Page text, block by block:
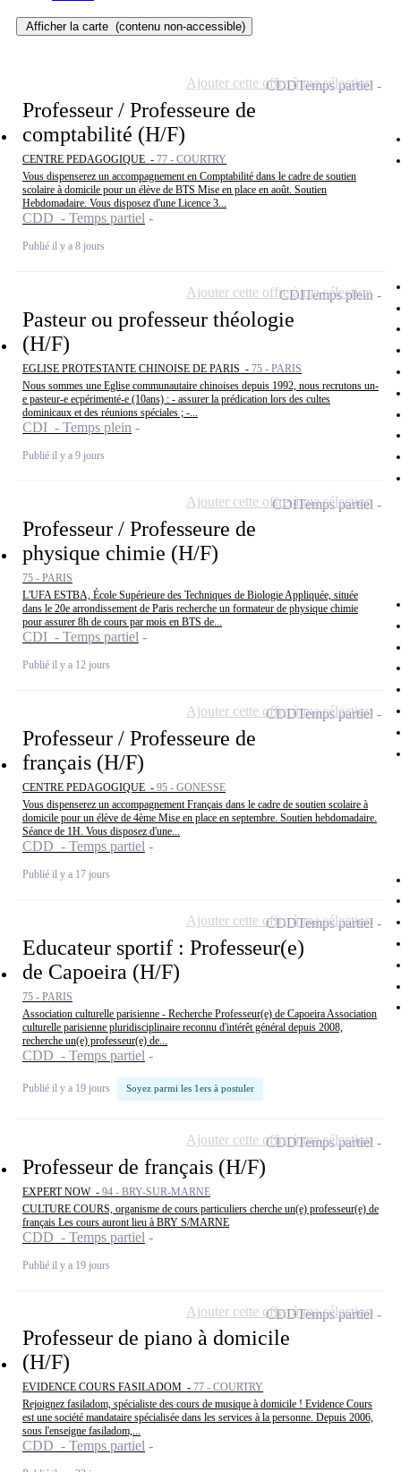
Afficher la carte (contenu non-accessible)
Professeur / Professeure de
comptabilité (H/F)
CENTRE PEDAGOGIQUE - 77 - COURTRY
Vous dispenserez un accompagnement en Comptabilité dans le cadre de soutien
scolaire à domicile pour un élève de BTS Mise en place en août. Soutien
Hebdomadaire. Vous disposez d'une Licence 3...
CDD - Temps partiel
Publié il y a 8 jours
CDDTemps partiel
Ajouter cette offre à ma sélection
Pasteur ou professeur théologie
(H/F)
EGLISE PROTESTANTE CHINOISE DE PARIS - 75 - PARIS
Nous sommes une Eglise communautaire chinoises depuis 1992, nous recrutons un-
e pasteur-e ecpérimenté-e (10ans) : - assurer la prédication lors des cultes
dominicaux et des réunions spéciales ; -...
CDI - Temps plein
Publié il y a 9 jours
CDITemps plein
Ajouter cette offre à ma sélection
Professeur / Professeure de
physique chimie (H/F)
75 - PARIS
L'UFA ESTBA, École Supérieure des Techniques de Biologie Appliquée, située
dans le 20e arrondissement de Paris recherche un formateur de physique chimie
pour assurer 8h de cours par mois en BTS de...
CDI - Temps partiel
Publié il y a 12 jours
CDITemps partiel
Ajouter cette offre à ma sélection
Professeur / Professeure de
français (H/F)
CENTRE PEDAGOGIQUE - 95 - GONESSE
Vous dispenserez un accompagnement Français dans le cadre de soutien scolaire à
domicile pour un élève de 4ème Mise en place en septembre. Soutien hebdomadaire.
Séance de 1H. Vous disposez d'une...
CDD - Temps partiel
Publié il y a 17 jours
CDDTemps partiel
Ajouter cette offre à ma sélection
Educateur sportif : Professeur(e)
de Capoeira (H/F)
75 - PARIS
Association culturelle parisienne - Recherche Professeur(e) de Capoeira Association
culturelle parisienne pluridisciplinaire reconnu d'intérêt général depuis 2008,
recherche un(e) professeur(e) de...
CDD - Temps partiel
Publié il y a 19 jours Soyez parmi les 1ers à postuler
CDDTemps partiel
Ajouter cette offre à ma sélection
Professeur de français (H/F)
EXPERT NOW - 94 - BRY-SUR-MARNE
CULTURE COURS, organisme de cours particuliers cherche un(e) professeur(e) de
français Les cours auront lieu à BRY S/MARNE
CDD - Temps partiel
Publié il y a 19 jours
CDDTemps partiel
Ajouter cette offre à ma sélection
Professeur de piano à domicile
(H/F)
EVIDENCE COURS FASILADOM - 77 - COURTRY
Rejoignez fasiladom, spécialiste des cours de musique à domicile ! Evidence Cours
est une société mandataire spécialisée dans les services à la personne. Depuis 2006,
sous l'enseigne fasiladom,...
CDD - Temps partiel
CDDTemps partiel
Ajouter cette offre à ma sélection